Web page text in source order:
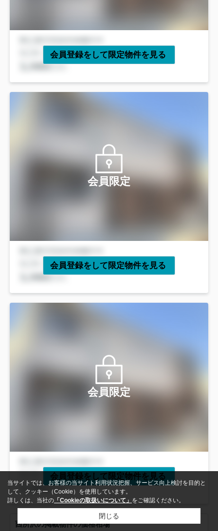
会員登録をして限定物件を見る
会員限定
会員登録をして限定物件を見る
会員限定
会員登録をして限定物件を見る
西所沢の掲載物件の価格相場
当サイトでは、お客様の当サイト利用状況把握、サービス向上検討を目的と
して、クッキー（Cookie）を使用しています。
詳しくは、当社の 「Cookieの取扱いについて」 をご確認ください。
閉じる